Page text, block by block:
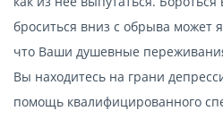
броситься вниз с обрыва может
что Ваши душевные
Вы находитесь на грани
помощь квалифицированного